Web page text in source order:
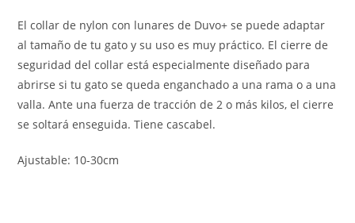
El collar de nylon con lunares de Duvo+ se puede adaptar
al tamaño de tu gato y su uso es muy práctico. El cierre de
seguridad del collar está especialmente diseñado para
abrirse si tu gato se queda enganchado a una rama o a una
valla. Ante una fuerza de tracción de 2 o más kilos, el cierre
se soltará enseguida. Tiene cascabel.
Ajustable: 10-30cm